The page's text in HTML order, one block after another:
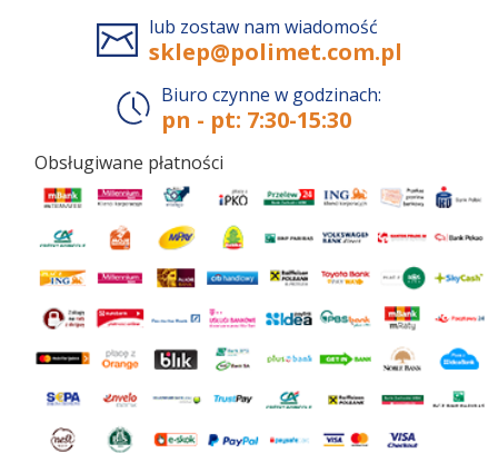
lub zostaw nam wiadomość
sklep@polimet.com.pl
Biuro czynne w godzinach:
pn - pt: 7:30-15:30
Obsługiwane płatności